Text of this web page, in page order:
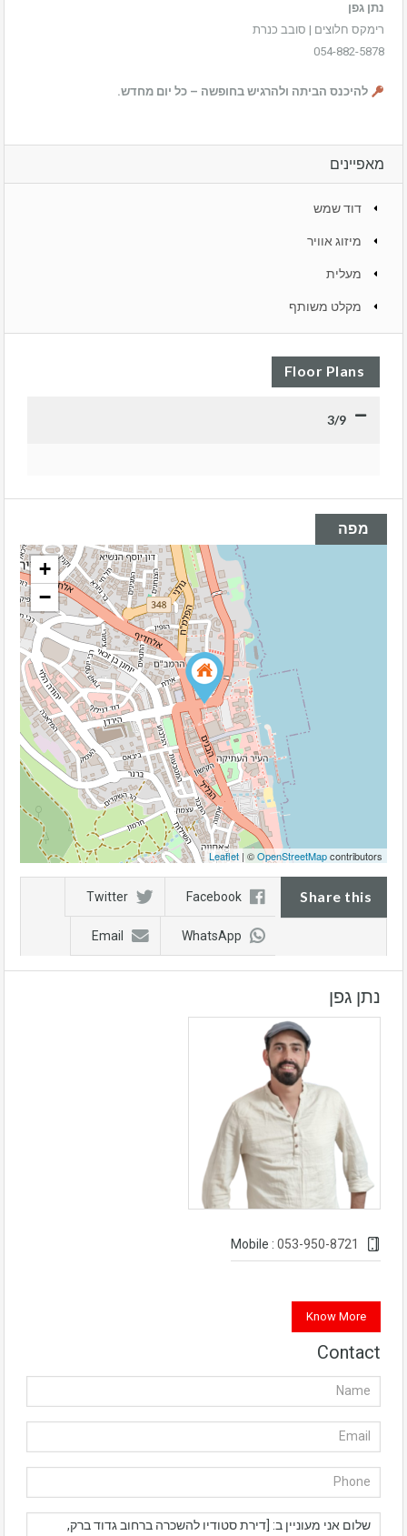
נתן גפן
רימקס חלוצים | סובב כנרת
054-882-5878
להיכנס הביתה ולהרגיש בחופשה – כל יום מחדש.
מאפיינים
דוד שמש
מיזוג אוויר
מעלית
מקלט משותף
Floor Plans
3/9
מפה
+
−
Leaflet | ©OpenStreetMapcontributors
Share this
Facebook
Twitter
WhatsApp
Email
נתן גפן
053-950-8721
Know More
Contact